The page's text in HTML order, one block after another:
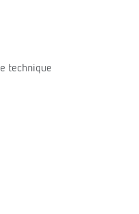
technique